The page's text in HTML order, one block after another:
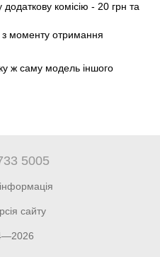
комісію - 20 грн та
з моменту отримання
ж саму модель іншого
5005
сайту